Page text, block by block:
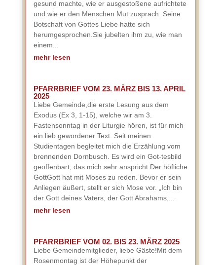
gesund machte, wie er ausgestoßene aufrichtete
und wie er den Menschen Mut zusprach. Seine
Botschaft von Gottes Liebe hatte sich
herumgesprochen.Sie jubelten ihm zu, wie man
einem...
mehr lesen
PFARRBRIEF VOM 23. MÄRZ BIS 13. APRIL
2025
Liebe Gemeinde,die erste Lesung aus dem
Exodus (Ex 3, 1-15), welche wir am 3.
Fastensonntag in der Liturgie hören, ist für mich
ein lieb gewordener Text. Seit meinen
Studientagen begleitet mich die Erzählung vom
brennenden Dornbusch. Es wird ein Got-tesbild
geoffenbart, das mich sehr anspricht.Der höfliche
GottGott hat mit Moses zu reden. Bevor er sein
Anliegen äußert, stellt er sich Mose vor. „Ich bin
der Gott deines Vaters, der Gott Abrahams,...
mehr lesen
PFARRBRIEF VOM 02. BIS 23. MÄRZ 2025
Liebe Gemeindemitglieder, liebe Gäste!Mit dem
Rosenmontag ist der Höhepunkt der